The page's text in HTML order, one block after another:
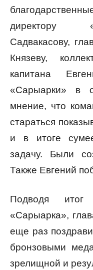
директору
Садвакасову,
Князеву,
капитана
«Сарыарки» в
мнение, что
стараться
и в итоге
задачу. Были
Также Евгений
Подводя
«Сарыарка»,
еще раз
бронзовыми
зрелищной и